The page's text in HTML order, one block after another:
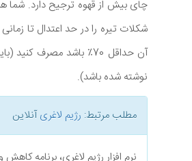
چای بیش از قهوه ترجیح دارد. شما
شکلات تیره را در حد اعتدال تا
آن حداقل 70٪ باشد مصرف
نوشته شده باشد).
مطلب مرتبط: رژیم لاغریآنلاین
نرم افزار رژیم لاغری، برنامه